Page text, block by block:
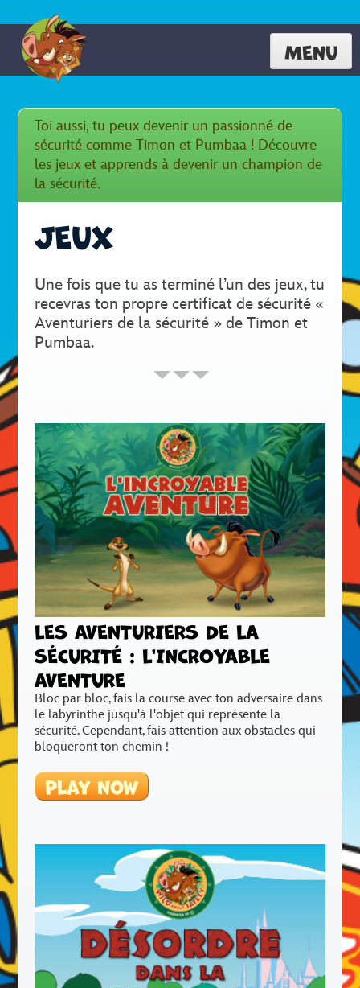
MENU
Toi aussi, tu peux devenir un passionné de
sécurité comme Timon et Pumbaa ! Découvre
les jeux et apprends à devenir un champion de
la sécurité.
JEUX
Une fois que tu as terminé l’un des jeux, tu
recevras ton propre certificat de sécurité «
Aventuriers de la sécurité » de Timon et
Pumbaa.
LES AVENTURIERS DE LA
SÉCURITÉ : L'INCROYABLE
AVENTURE
Bloc par bloc, fais la course avec ton adversaire dans
le labyrinthe jusqu'à l'objet qui représente la
sécurité. Cependant, fais attention aux obstacles qui
bloqueront ton chemin !
Play Now